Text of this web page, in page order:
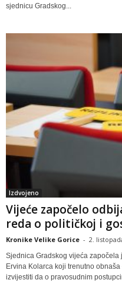
sjednicu Gradskog...
Izdvojeno
Vijeće započelo
reda o političkoj i
Kronike Velike Gorice - 2.
Sjednica Gradskog vijeća
Ervina Kolarca koji trenutno
izvijestiti da o pravosudnim